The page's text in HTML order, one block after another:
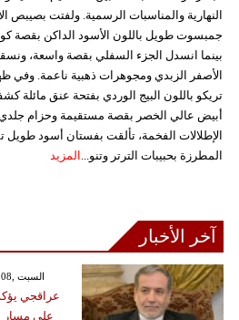
النهارية والمناسبات الرسمية. ولفتت بصيبص
جمبسوت طويل باللون الأسود الداكن بقصة
بينما انسدل الجزء السفلي بقصة واسعة،
الأصفر الزبدي ومجوهرات ذهبية ناعمة. وفي
تريكو باللون البيج الوردي بفتحة عنق مائلة
أبيض عالي الخصر بقصة مستقيمة وحزام جلدي
الإطلالات الفخمة، تألقت بفستان أسود طويل
المطرزة بحبيبات الترتر وتنو... المزيد
آخر الأخبار
GMT 13:25 2026 السبت ,08 آب / أغسطس
عراقجي
على مسار